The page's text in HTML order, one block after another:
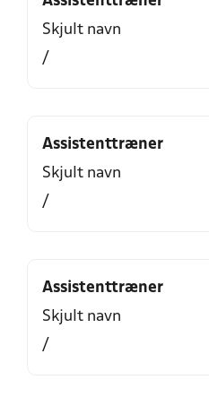
Skjult navn
/
Assistenttræner
Skjult navn
/
Assistenttræner
Skjult navn
/